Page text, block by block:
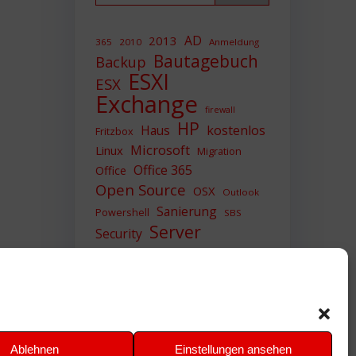
Ablehnen Einstellungen ansehen
365 2010 2013 AD Anmeldung
Backup Bautagebuch
ESX ESXI
Exchange firewall
Fritzbox Haus HP kostenlos
Linux Microsoft Migration
Office Office 365
Open Source OSX Outlook
Powershell Sanierung SBS
Security Server
Sicherheit SIEM
VMWare VPN WAZUH